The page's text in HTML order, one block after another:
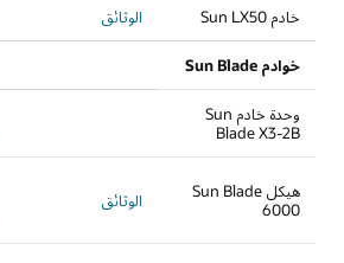
خادم Sun LX50 الوثائق
خوادم Sun Blade
وحدة خادم Sun
Blade X3-2B
هيكل Sun Blade
6000
الوثائق